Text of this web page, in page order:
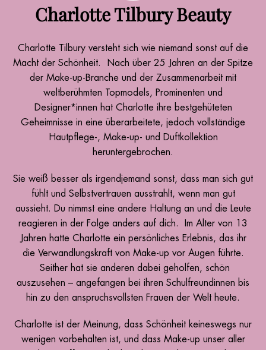
Charlotte Tilbury Beauty
Charlotte Tilbury versteht sich wie niemand sonst auf die
Macht der Schönheit. Nach über 25 Jahren an der Spitze
der Make-up-Branche und der Zusammenarbeit mit
weltberühmten Topmodels, Prominenten und
Designer*innen hat Charlotte ihre bestgehüteten
Geheimnisse in eine überarbeitete, jedoch vollständige
Hautpflege-, Make-up- und Duftkollektion
heruntergebrochen.
Sie weiß besser als irgendjemand sonst, dass man sich gut
fühlt und Selbstvertrauen ausstrahlt, wenn man gut
aussieht. Du nimmst eine andere Haltung an und die Leute
reagieren in der Folge anders auf dich. Im Alter von 13
Jahren hatte Charlotte ein persönliches Erlebnis, das ihr
die Verwandlungskraft von Make-up vor Augen führte.
Seither hat sie anderen dabei geholfen, schön
auszusehen – angefangen bei ihren Schulfreundinnen bis
hin zu den anspruchsvollsten Frauen der Welt heute.
Charlotte ist der Meinung, dass Schönheit keineswegs nur
wenigen vorbehalten ist, und dass Make-up unser aller